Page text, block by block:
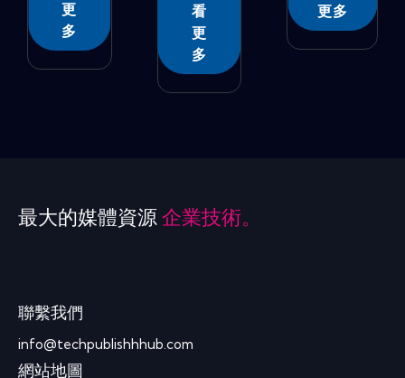
更
多
看
更
多
更多
最大的媒體資源 企業技術。
聯繫我們
info@techpublishhhub.com
網站地圖